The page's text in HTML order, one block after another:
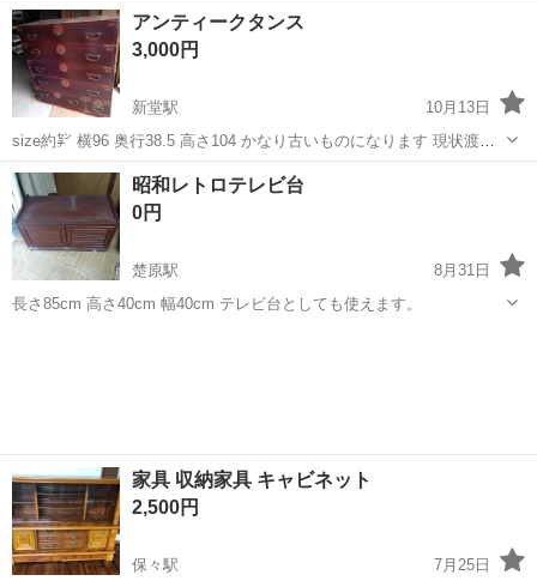
奥行57cm その他にも気に入った物がありましたらお譲りします。
三重 鈴鹿市 収納家具 天板
アンティークタンス
3,000円
新堂駅
10月13日
size約㌢ 横96 奥行38.5 高さ104 かなり古いものになります 現状渡し
でお願いします
三重 伊賀市 新堂駅 収納家具
昭和レトロテレビ台
0円
楚原駅
8月31日
長さ85cm 高さ40cm 幅40cm テレビ台としても使えます。
家具 収納家具 キャビネット
2,500円
保々駅
7月25日